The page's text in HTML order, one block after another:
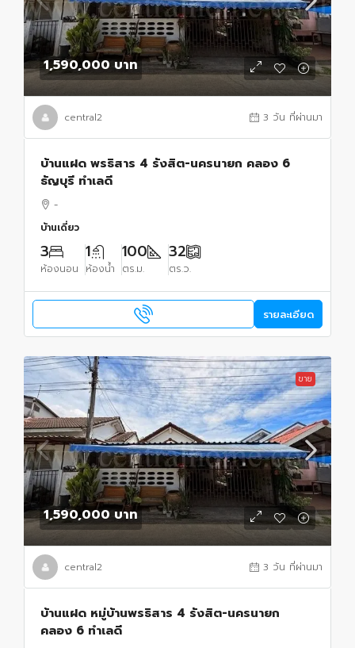
1,590,000 บาท
central2 3 วัน ที่ผ่านมา
บ้านแฝด พรธิสาร 4 รังสิต-นครนายก คลอง 6
ธัญบุรี ทำเลดี
-
บ้านเดี่ยว
3
ห้องนอน
1
ห้องน้ำ
100
ตร.ม.
32
ตร.ว.
รายละเอียด
ขาย
1,590,000 บาท
central2 3 วัน ที่ผ่านมา
บ้านแฝด หมู่บ้านพรธิสาร 4 รังสิต-นครนายก
คลอง 6 ทำเลดี